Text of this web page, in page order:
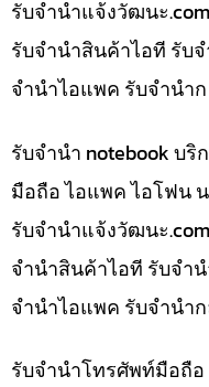
รับจํานําแจ้งวัฒนะ
รับจำนำสินค้าไอที รับ
จำนำไอแพค รับจำนำก
รับจำนำ notebook บ
มือถือ ไอแพค ไอโฟน
รับจํานําแจ้งวัฒนะ
จำนำสินค้าไอที รับจำ
จำนำไอแพค รับจำนำ
รับจำนำโทรศัพท์มือถื